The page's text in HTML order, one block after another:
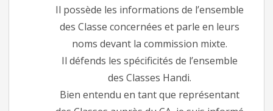
Il possède les informations de l’ensemble
des Classe concernées et parle en leurs
noms devant la commission mixte.
Il défends les spécificités de l’ensemble
des Classes Handi.
Bien entendu en tant que représentant